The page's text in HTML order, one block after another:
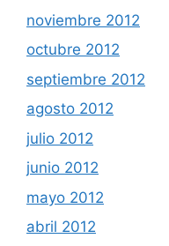
noviembre 2012
octubre 2012
septiembre 2012
agosto 2012
julio 2012
junio 2012
mayo 2012
abril 2012